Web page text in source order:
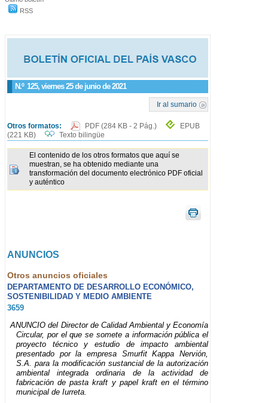
RSS
N.º 125, viernes 25 de junio de 2021
Ir al sumario
Otros formatos: PDF (284 KB - 2 Pág.)
EPUB
(221 KB)
Texto bilingüe
El contenido de los otros formatos que aquí se
muestran, se ha obtenido mediante una
transformación del documento electrónico PDF oficial
y auténtico
ANUNCIOS
Otros anuncios oficiales
DEPARTAMENTO DE DESARROLLO ECONÓMICO,
SOSTENIBILIDAD Y MEDIO AMBIENTE
3659
ANUNCIO del Director de Calidad Ambiental y Economía
Circular, por el que se somete a información pública el
proyecto técnico y estudio de impacto ambiental
presentado por la empresa Smurfit Kappa Nervión,
S.A. para la modificación sustancial de la autorización
ambiental integrada ordinaria de la actividad de
fabricación de pasta kraft y papel kraft en el término
municipal de Iurreta.